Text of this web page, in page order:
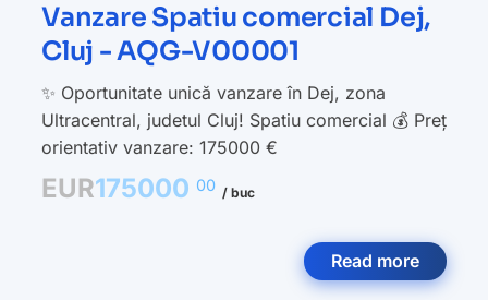
Vanzare Spatiu comercial Dej,
Cluj - AQG-V00001
✨ Oportunitate unică vanzare în Dej, zona
Ultracentral, judetul Cluj! Spatiu comercial 💰 Preț
orientativ vanzare: 175000 €
EUR175000 00 / buc
Read more